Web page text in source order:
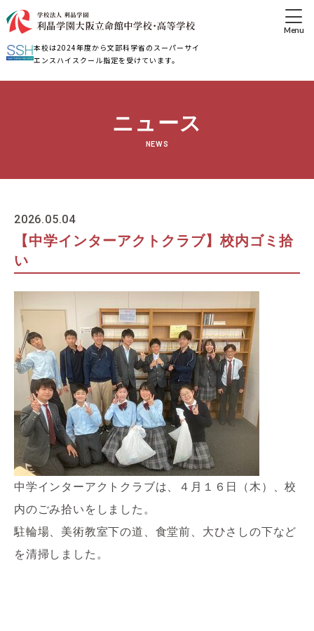
本校は2024年度から文部科学省のスーパーサイ
エンスハイスクール指定を受けています。
ニュース
NEWS
2026.05.04
【中学インターアクトクラブ】校内ゴミ拾
い
中学インターアクトクラブは、４月１６日（木）、校
内のごみ拾いをしました。
駐輪場、美術教室下の道、食堂前、大ひさしの下など
を清掃しました。